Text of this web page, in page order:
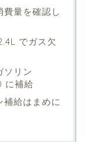
費量を確認し
でガス欠
ソリン
に補給
補給はまめに